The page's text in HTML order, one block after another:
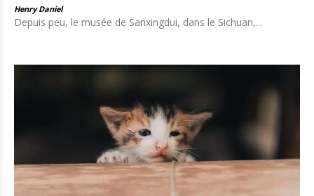
Henry Daniel
Depuis peu, le musée de Sanxingdui, dans le Sichuan,...